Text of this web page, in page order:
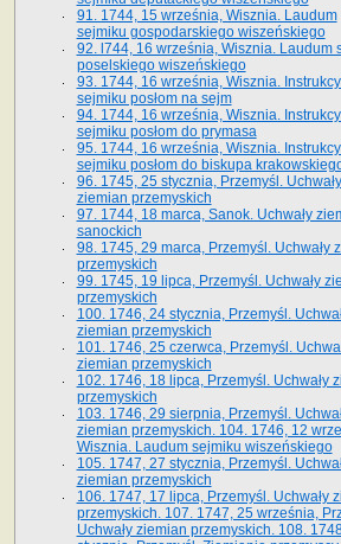
91. 1744, 15 września, Wisznia. Laudum
sejmiku gospodarskiego wiszeńskiego
92. l744, 16 września, Wisznia. Laudum
poselskiego wiszeńskiego
93. 1744, 16 września, Wisznia.
sejmiku posłom na sejm
94. 1744, 16 września, Wisznia.
sejmiku posłom do prymasa
95. 1744, 16 września, Wisznia.
sejmiku posłom do biskupa
96. 1745, 25 stycznia, Przemyśl. Uchwały
ziemian przemyskich
97. 1744, 18 marca, Sanok. Uchwały
sanockich
98. 1745, 29 marca, Przemyśl. Uchwały
przemyskich
99. 1745, 19 lipca, Przemyśl. Uchwały
przemyskich
100. 1746, 24 stycznia, Przemyśl.
ziemian przemyskich
101. 1746, 25 czerwca, Przemyśl.
ziemian przemyskich
102. 1746, 18 lipca, Przemyśl. Uchwały
przemyskich
103. 1746, 29 sierpnia, Przemyśl.
ziemian przemyskich. 104. 1746, 12
Wisznia. Laudum sejmiku wiszeńskiego
105. 1747, 27 stycznia, Przemyśl.
ziemian przemyskich
106. 1747, 17 lipca, Przemyśl. Uchwały
przemyskich. 107. 1747, 25 września,
Uchwały ziemian przemyskich. 108.